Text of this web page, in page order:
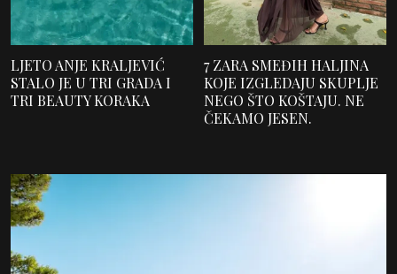
LJETO ANJE KRALJEVIĆ
STALO JE U TRI GRADA I
TRI BEAUTY KORAKA
7 ZARA SMEĐIH HALJINA
KOJE IZGLEDAJU SKUPLJE
NEGO ŠTO KOŠTAJU. NE
ČEKAMO JESEN.